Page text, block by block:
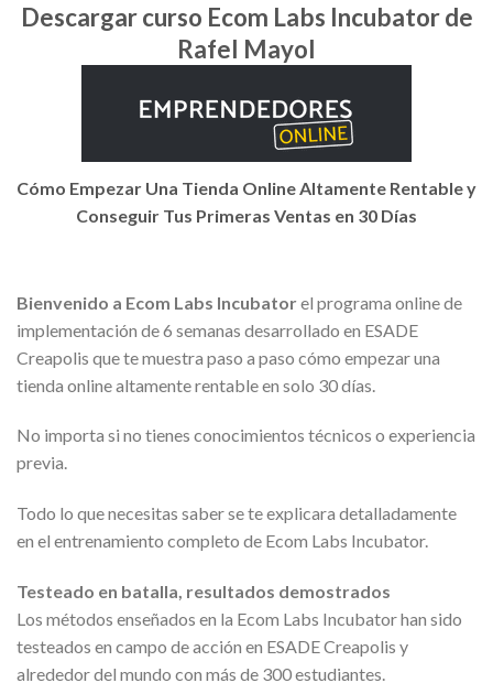
Descargar curso Ecom Labs Incubator de
Rafel Mayol
Cómo Empezar Una Tienda Online Altamente Rentable y
Conseguir Tus Primeras Ventas en 30 Días
Bienvenido a Ecom Labs Incubatorel programa online de
implementación de 6 semanas desarrollado en ESADE
Creapolis que te muestra paso a paso cómo empezar una
tienda online altamente rentable en solo 30 días.
No importa si no tienes conocimientos técnicos o experiencia
previa.
Todo lo que necesitas saber se te explicara detalladamente
en el entrenamiento completo de Ecom Labs Incubator.
Testeado en batalla, resultados demostrados
Los métodos enseñados en la Ecom Labs Incubator han sido
testeados en campo de acción en ESADE Creapolis y
alrededor del mundo con más de 300 estudiantes.